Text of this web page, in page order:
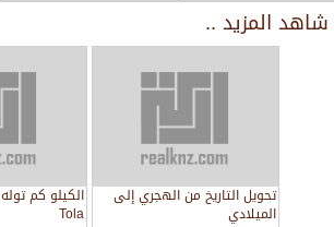
شاهد المزيد ..
تحويل التاريخ من الهجري إلى
الميلادي Tola